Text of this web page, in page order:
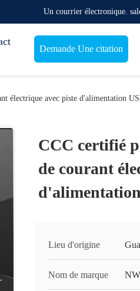
Un courrier électronique.
Demande Une citation
électrique avec piste d'alimentation
CCC certifié
de courant
Lieu d'origine
Nom de marque